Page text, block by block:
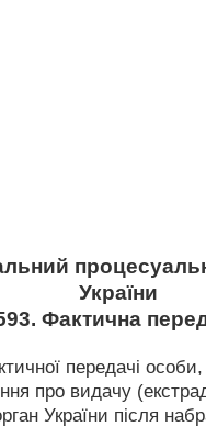
України
Фактична
передачі
про видачу
України після